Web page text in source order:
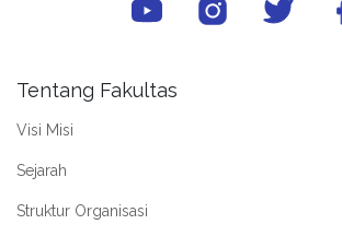
Tentang Fakultas
Visi Misi
Sejarah
Struktur Organisasi